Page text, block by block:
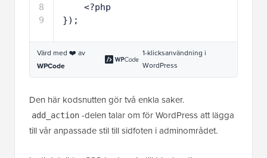
8
9
<?php
});
Värd med ❤️ av
WPCode
1-klicksanvändning i
WordPress
Den här kodsnutten gör två enkla saker.
add_action -delen talar om för WordPress att lägga
till vår anpassade stil till sidfoten i adminområdet.